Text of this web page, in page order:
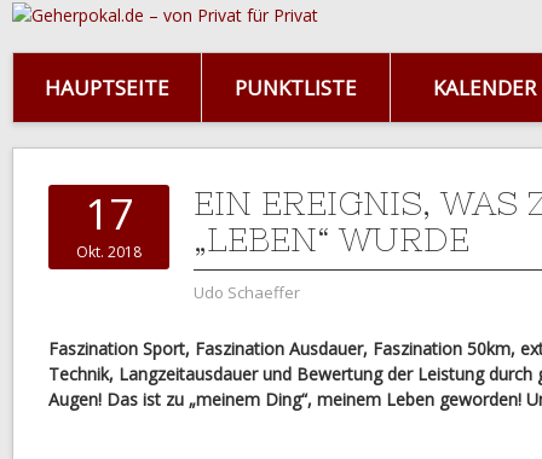
HAUPTSEITE PUNKTLISTE KALENDER
17
Okt. 2018
EIN EREIGNIS, WAS
„LEBEN“ WURDE
Udo Schaeffer
Faszination Sport, Faszination Ausdauer, Faszination 50km,
Technik, Langzeitausdauer und Bewertung der Leistung durch
Augen! Das ist zu „meinem Ding“, meinem Leben geworden!